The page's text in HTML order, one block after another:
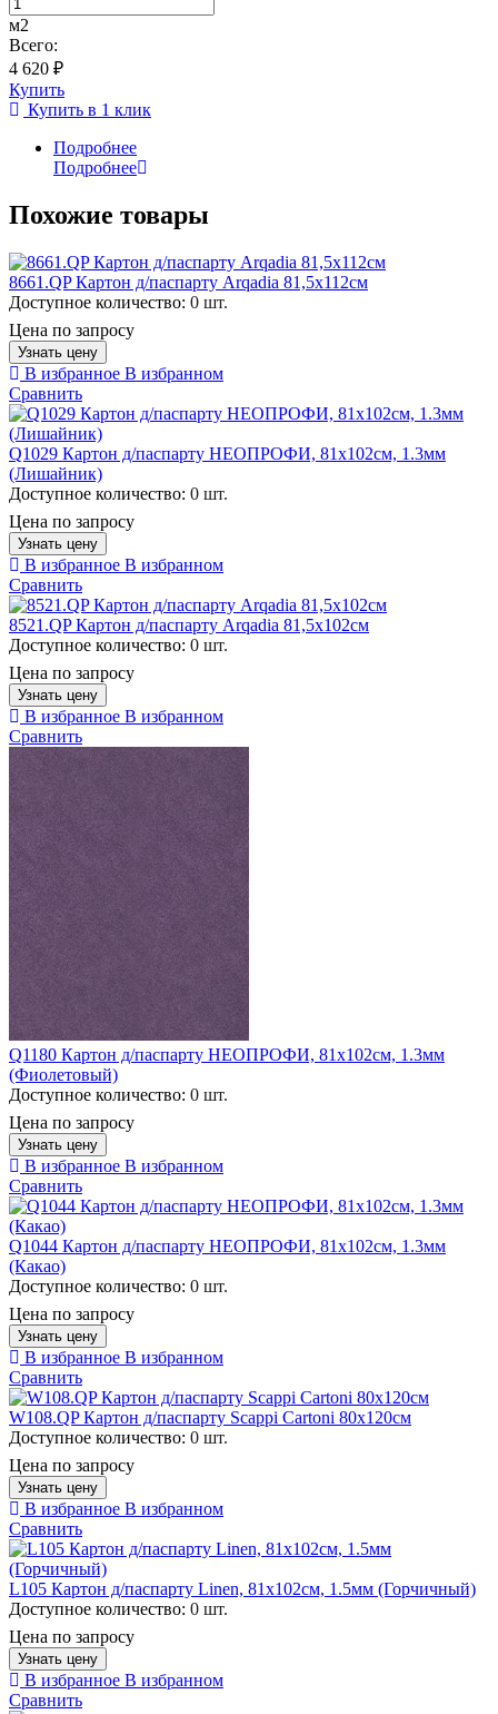
м2
Всего:
4 620 ₽
Купить
Купить в 1 клик
Подробнее
Подробнее
Похожие товары
8661.QP Картон д/паспарту Arqadia 81,5х112см
Доступное количество: 0 шт.
Цена по запросу
Узнать цену
В избранное В избранном
Сравнить
Q1029 Картон д/паспарту НЕОПРОФИ, 81x102см, 1.3мм
(Лишайник)
Доступное количество: 0 шт.
Цена по запросу
Узнать цену
В избранное В избранном
Сравнить
8521.QP Картон д/паспарту Arqadia 81,5х102см
Доступное количество: 0 шт.
Цена по запросу
Узнать цену
В избранное В избранном
Сравнить
Q1180 Картон д/паспарту НЕОПРОФИ, 81x102см, 1.3мм
(Фиолетовый)
Доступное количество: 0 шт.
Цена по запросу
Узнать цену
В избранное В избранном
Сравнить
Q1044 Картон д/паспарту НЕОПРОФИ, 81x102см, 1.3мм
(Какао)
Доступное количество: 0 шт.
Цена по запросу
Узнать цену
В избранное В избранном
Сравнить
W108.QP Картон д/паспарту Scappi Cartoni 80х120см
Доступное количество: 0 шт.
Цена по запросу
Узнать цену
В избранное В избранном
Сравнить
L105 Картон д/паспарту Linen, 81x102см, 1.5мм (Горчичный)
Доступное количество: 0 шт.
Цена по запросу
Узнать цену
В избранное В избранном
Сравнить